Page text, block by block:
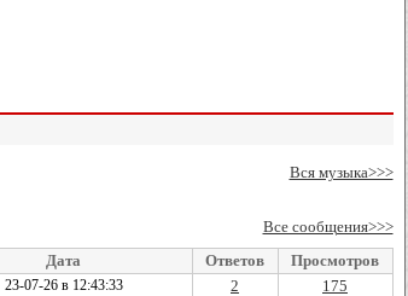
Вся музыка>>>
Все сообщения>>>
Дата Ответов Просмотров
23-07-26 в 12:43:33 2 175